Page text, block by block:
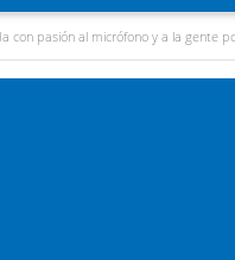
y a la gente por Germán D´Jesus